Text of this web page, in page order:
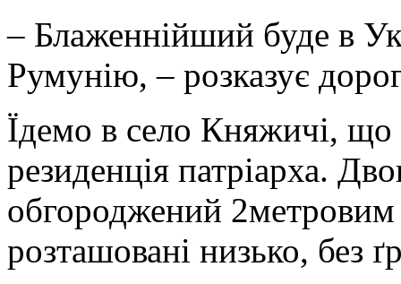
– Блаженнійший буде в
Румунію, – розказує
Їдемо в село Княжичі, що
резиденція патріарха.
обгороджений 2­метровим
розташовані низько, без